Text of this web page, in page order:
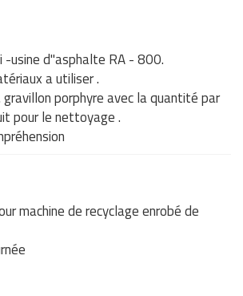
-usine d"asphalte RA - 800.
a utiliser .
gravillon porphyre avec la quantité par
pour le nettoyage .
machine de recyclage enrobé de